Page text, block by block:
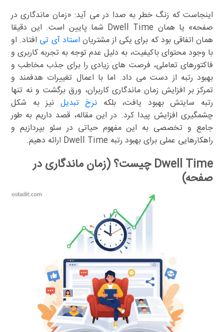
اینجاست که زنگ خطر به صدا در می آید: «زمان ماندگاری در
صفحه» یا همان Dwell Time شما پایین است. این دقیقا
همان اتفاقی بود که برای یکی از مشتریان استاد آی تی افتاد. او
با وجود محتوای باکیفیت، به دلیل عدم توجه به تجربه کاربری و
فاکتورهای تعاملی، فرصت های زیادی را برای جذب مخاطب و
بهبود رتبه از دست می داد. اما با اعمال تغییرات هدفمند و
تمرکز بر افزایش زمان ماندگاری کاربران، ورق برگشت و نه تنها
رتبه سایتش بهبود یافت، بلکه نرخ تبدیل نیز به شکل
چشمگیری افزایش پیدا کرد. در این مقاله، قصد داریم به طور
جامع و تخصصی به این مفهوم حیاتی در سئو بپردازیم و
راهکارهایی عملی برای بهبود رتبه Dwell Time ارائه دهیم.
Dwell Time چیست؟ (زمان ماندگاری در
صفحه)